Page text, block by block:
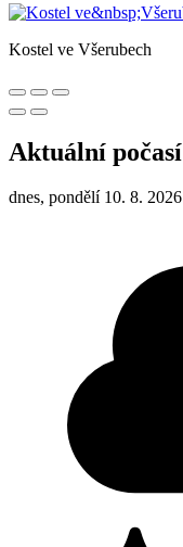
Kostel ve Všerubech
Aktuální počasí
dnes, pondělí 10. 8. 2026